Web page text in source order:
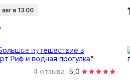
авг в 13:00
8 часов
на автомобиле
5,0
4 отзыва